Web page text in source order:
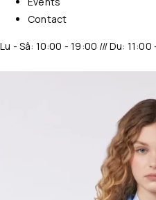
Contact
Lu - Sâ: 10:00 - 19:00 /// Du: 11:00